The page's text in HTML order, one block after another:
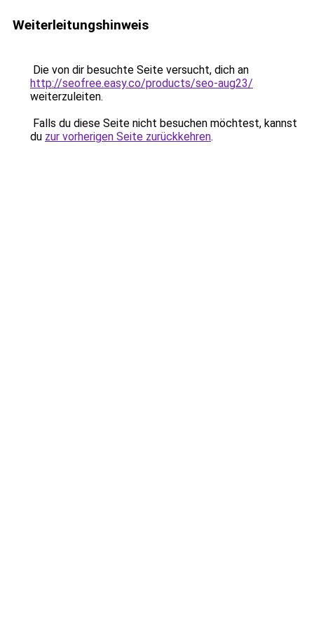
Weiterleitungshinweis
Die von dir besuchte Seite versucht, dich an
http://seofree.easy.co/products/seo-aug23/
weiterzuleiten.
Falls du diese Seite nicht besuchen möchtest, kannst
du zur vorherigen Seite zurückkehren.